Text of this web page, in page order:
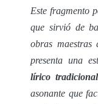
Este fragmento
que sirvió de
obras maestras
presenta una
lírico tradicional
asonante que